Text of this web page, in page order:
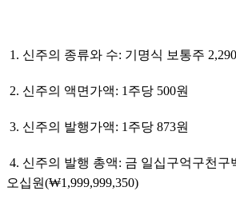
1. 신주의 종류와 수: 기명식 보통주
2. 신주의 액면가액: 1주당 500원
3. 신주의 발행가액: 1주당 873원
4. 신주의 발행 총액: 금 일십구억구천구
오십원(₩1,999,999,350)